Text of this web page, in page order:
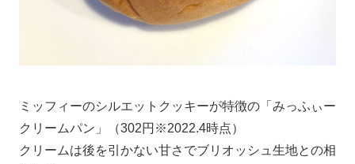
ミッフィーのシルエットクッキーが特徴の「みっふぃー
クリームパン」（302円※2022.4時点）
クリームは後を引かない甘さでブリオッシュ生地との相